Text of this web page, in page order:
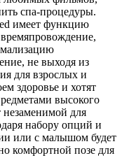
спа-процедуры.
имеет функцию
не выходя из
для взрослых и
здоровье и хотят
высокого
незаменимой для
набору опций и
или с малышом будет
комфортной позе для